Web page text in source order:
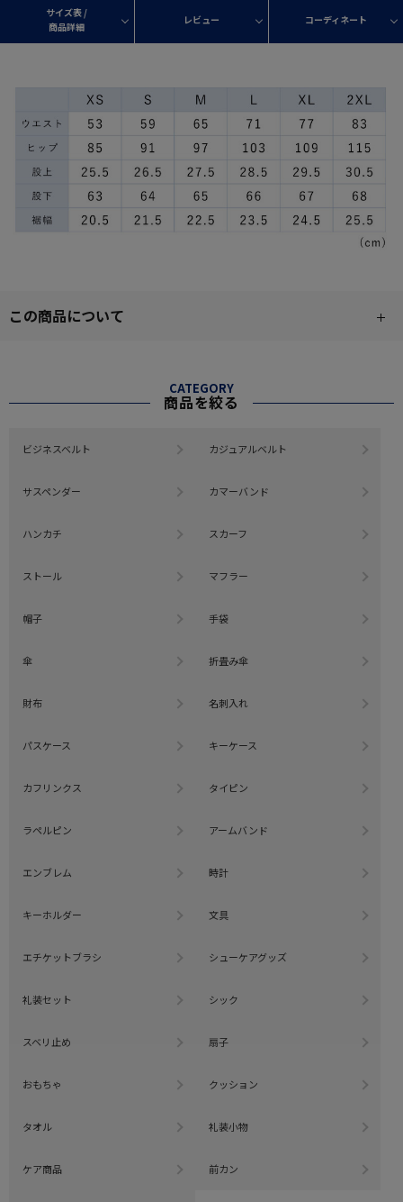
サイズ表 /
商品詳細
レビュー コーディネート
この商品について
CATEGORY
商品を絞る
ビジネスベルト カジュアルベルト
サスペンダー カマーバンド
ハンカチ スカーフ
ストール マフラー
帽子 手袋
傘 折畳み傘
財布 名刺入れ
パスケース キーケース
カフリンクス タイピン
ラペルピン アームバンド
エンブレム 時計
キーホルダー 文具
エチケットブラシ シューケアグッズ
礼装セット シック
スベリ止め 扇子
おもちゃ クッション
タオル 礼装小物
ケア商品 前カン